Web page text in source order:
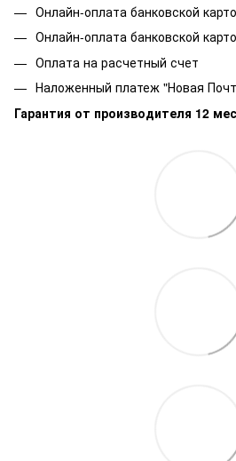
Онлайн-оплата банковской
Онлайн-оплата банковской
Оплата на расчетный счет
Наложенный платеж "Новая
Гарантия от производителя 12